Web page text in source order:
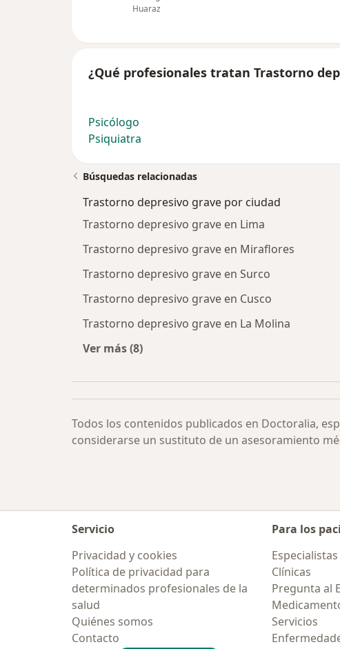
Huaraz
¿Qué profesionales tratan Trastorno
Psicólogo
Psiquiatra
Búsquedas relacionadas
Trastorno depresivo grave por ciudad
Trastorno depresivo grave en Lima
Trastorno depresivo grave en Miraflores
Trastorno depresivo grave en Surco
Trastorno depresivo grave en Cusco
Trastorno depresivo grave en La Molina
Ver más (8)
Todos los contenidos publicados en Doctoralia,
considerarse un sustituto de un asesoramiento
Servicio
Privacidad y cookies
Política de privacidad para
determinados profesionales de la
salud
Quiénes somos
Contacto
Para los
Especialistas
Clínicas
Pregunta al
Servicios